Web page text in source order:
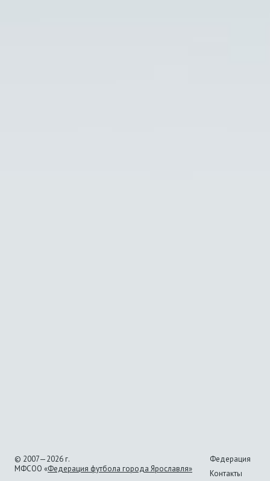
© 2007—2026 г.
МФСОО «Федерация футбола города Ярославля»
Федерация
Контакты